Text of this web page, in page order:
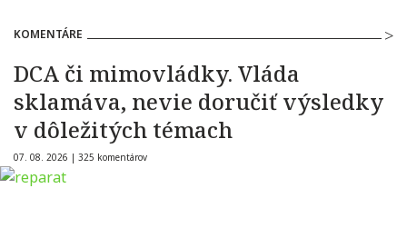
KOMENTÁRE
DCA či mimovládky. Vláda
sklamáva, nevie doručiť výsledky
v dôležitých témach
07. 08. 2026 | 325 komentárov